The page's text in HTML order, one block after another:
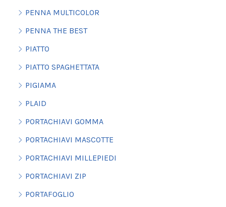
PENNA MULTICOLOR
PENNA THE BEST
PIATTO
PIATTO SPAGHETTATA
PIGIAMA
PLAID
PORTACHIAVI GOMMA
PORTACHIAVI MASCOTTE
PORTACHIAVI MILLEPIEDI
PORTACHIAVI ZIP
PORTAFOGLIO